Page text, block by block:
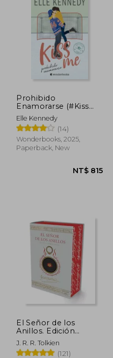
NT$ 2,115
Prohibido
Enamorarse (#Kiss
me 1) (in Spanish)
Elle Kennedy
(14)
Wonderbooks, 2025,
Paperback, New
El Señor de los
Anillos. Edición
Ilustrada por el Autor
(in Spanish)
J. R. R. Tolkien
(121)